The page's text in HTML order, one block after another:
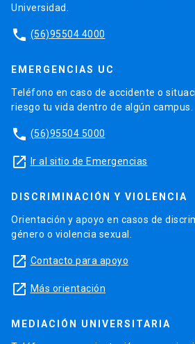
Universidad.
phone (56)95504 4000
EMERGENCIAS UC
Teléfono en caso de accidente o
riesgo tu vida dentro de algún campus.
phone (56)95504 5000
launch Ir al sitio de Emergencias
DISCRIMINACIÓN Y VIOLENCIA
Orientación y apoyo en casos de
género o violencia sexual.
launch Contacto para apoyo
launch Más orientación
MEDIACIÓN UNIVERSITARIA